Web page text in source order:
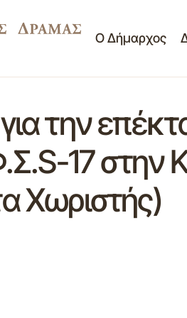
Ο Δήμαρχος
την
17 στην
Χωριστής)